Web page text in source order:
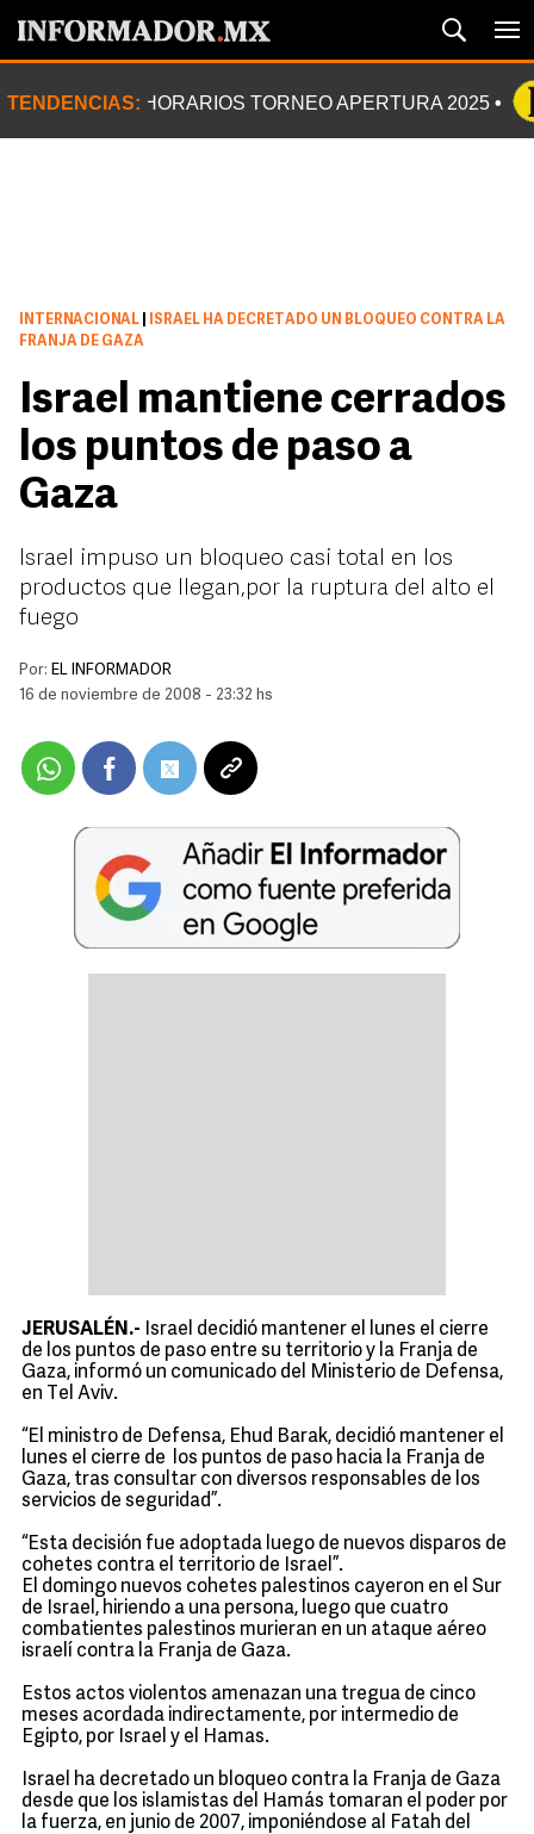
TENDENCIAS: HORARIOS TORNEO APERTURA 2025
INTERNACIONAL
ISRAEL HA DECRETADO UN BLOQUEO CONTRA LA
FRANJA DE GAZA
Israel mantiene cerrados
los puntos de paso a
Gaza
Israel impuso un bloqueo casi total en los
productos que llegan,por la ruptura del alto el
fuego
Por: EL INFORMADOR
16 de noviembre de 2008 - 23:32 hs
JERUSALÉN.- Israel decidió mantener el lunes el cierre
de los puntos de paso entre su territorio y la Franja de
Gaza, informó un comunicado del Ministerio de Defensa,
en Tel Aviv.
“El ministro de Defensa, Ehud Barak, decidió mantener el
lunes el cierre de los puntos de paso hacia la Franja de
Gaza, tras consultar con diversos responsables de los
servicios de seguridad”.
“Esta decisión fue adoptada luego de nuevos disparos de
cohetes contra el territorio de Israel”.
El domingo nuevos cohetes palestinos cayeron en el Sur
de Israel, hiriendo a una persona, luego que cuatro
combatientes palestinos murieran en un ataque aéreo
israelí contra la Franja de Gaza.
Estos actos violentos amenazan una tregua de cinco
meses acordada indirectamente, por intermedio de
Egipto, por Israel y el Hamas.
Israel ha decretado un bloqueo contra la Franja de Gaza
desde que los islamistas del Hamás tomaran el poder por
la fuerza, en junio de 2007, imponiéndose al Fatah del